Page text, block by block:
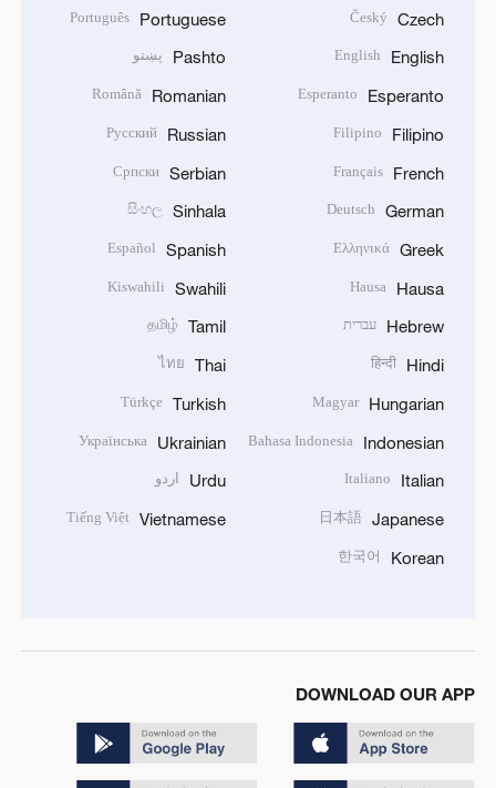
Czech
Český
English
English
Esperanto
Esperanto
Filipino
Filipino
French
Français
German
Deutsch
Greek
Ελληνικά
Hausa
Hausa
Hebrew עברית
Hindi
हिन्दी
Hungarian
Magyar
Indonesian
Bahasa Indonesia
Italian
Italiano
Japanese
日本語
Korean
한국어
Portuguese
Português
Pashto پښتو
Romanian
Română
Russian
Русский
Serbian
Српски
Sinhala
සිංහල
Spanish
Español
Swahili
Kiswahili
Tamil
தமிழ்
Thai
ไทย
Turkish
Türkçe
Ukrainian
Українська
Urdu اردو
Vietnamese
Tiếng Việt
DOWNLOAD OUR APP